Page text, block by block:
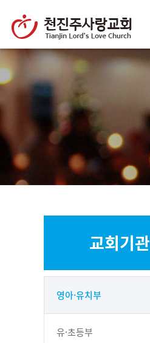
교회기관
영아·유치부
유·초등부